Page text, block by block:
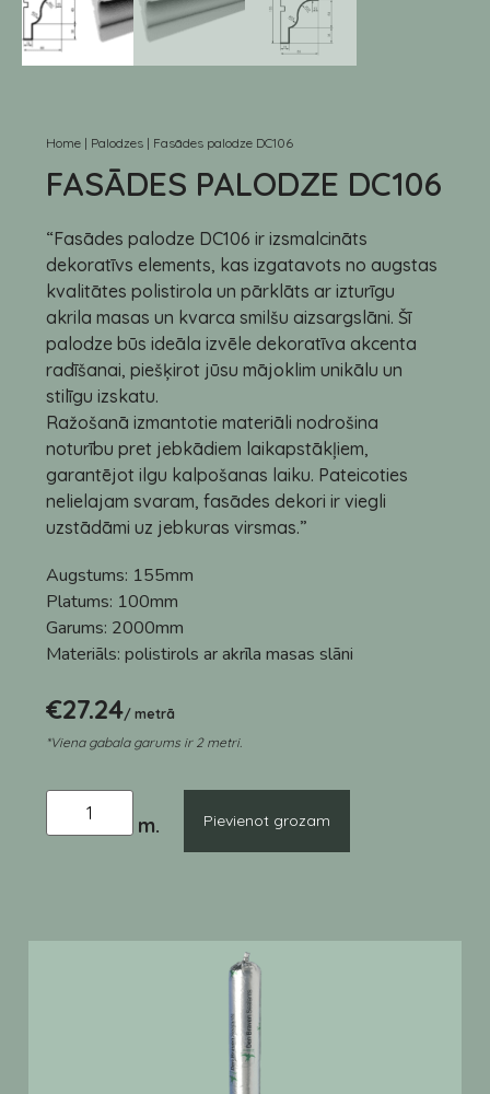
Home | Palodzes | Fasādes palodze DC106
FASĀDES PALODZE DC106
“Fasādes palodze DC106 ir izsmalcināts
dekoratīvs elements, kas izgatavots no augstas
kvalitātes polistirola un pārklāts ar izturīgu
akrila masas un kvarca smilšu aizsargslāni. Šī
palodze būs ideāla izvēle dekoratīva akcenta
radīšanai, piešķirot jūsu mājoklim unikālu un
stilīgu izskatu.
Ražošanā izmantotie materiāli nodrošina
noturību pret jebkādiem laikapstākļiem,
garantējot ilgu kalpošanas laiku. Pateicoties
nelielajam svaram, fasādes dekori ir viegli
uzstādāmi uz jebkuras virsmas.”
Augstums: 155mm
Platums: 100mm
Garums: 2000mm
Materiāls: polistirols ar akrīla masas slāni
€27.24/ metrā
*Viena gabala garums ir 2 metri.
Pievienot grozam